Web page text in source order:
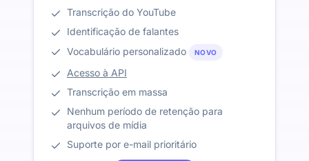
Transcrição do YouTube
Identificação de falantes
Vocabulário personalizado
NOVO
Acesso à API
Transcrição em massa
Nenhum período de retenção para
arquivos de mídia
Suporte por e-mail prioritário